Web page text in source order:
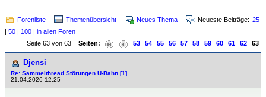
Forenliste Themenübersicht Neues Thema Neueste Beiträge: 25
| 50 | 100 | in allen Foren
Seite 63 von 63 Seiten: 53 54 55 56 57 58 59 60 61 62 63
Djensi
Re: Sammelthread Störungen U-Bahn [1]
21.04.2026 12:25